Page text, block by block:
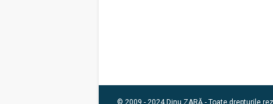
© 2009 - 2024 Dinu ZARĂ - Toate drepturile